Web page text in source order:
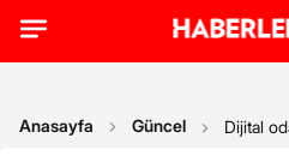
Anasayfa Güncel Dijital